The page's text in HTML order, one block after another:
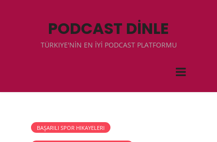
PODCAST DİNLE
TÜRKIYE'NİN EN İYİ PODCAST PLATFORMU
BAŞARILI SPOR HIKAYELERI